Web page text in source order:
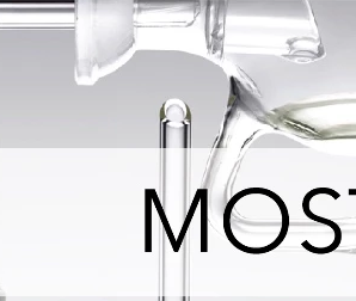
Nama Gabungan Nama RasulAsma’ul
Anaqi Fahri |
dalam Islam